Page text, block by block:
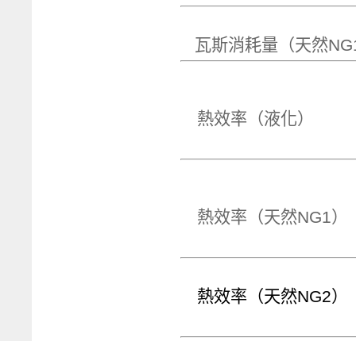
瓦斯消耗量（
熱效率
熱效率（
熱效率（天然NG2）